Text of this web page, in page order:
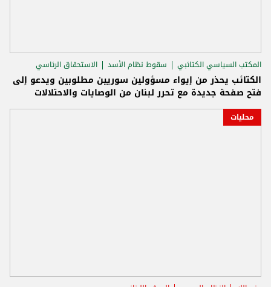
المكتب السياسي الكتائبي سقوط نظام الأسد الاستحقاق الرئاسي
الكتائب يحذر من إيواء مسؤولين سوريين مطلوبين ويدعو إلى
فتح صفحة جديدة مع تحرر لبنان من الوصايات والاحتلالات
محليات